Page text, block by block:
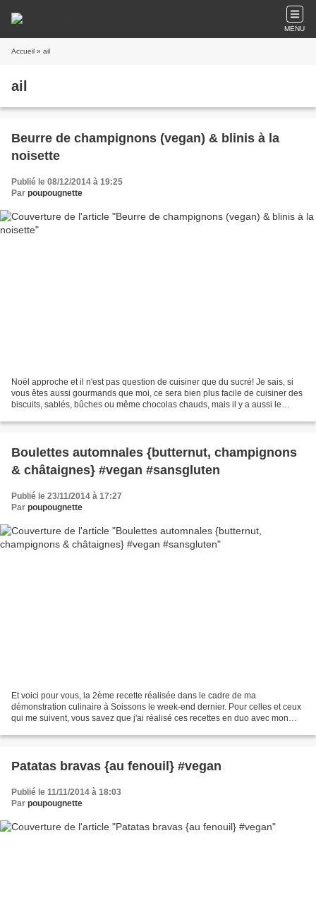
MENU
Accueil » ail
ail
Beurre de champignons (vegan) & blinis à la
noisette
Publié le 08/12/2014 à 19:25
Par poupougnette
Noël approche et il n'est pas question de cuisiner que du sucré! Je sais, si
vous êtes aussi gourmands que moi, ce sera bien plus facile de cuisiner des
biscuits, sablés, bûches ou même chocolas chauds, mais il y a aussi le
Boulettes automnales {butternut, champignons
& châtaignes} #vegan #sansgluten
Publié le 23/11/2014 à 17:27
Par poupougnette
Et voici pour vous, la 2ème recette réalisée dans le cadre de ma
démonstration culinaire à Soissons le week-end dernier. Pour celles et ceux
qui me suivent, vous savez que j'ai réalisé ces recettes en duo avec mon
Patatas bravas {au fenouil} #vegan
Publié le 11/11/2014 à 18:03
Par poupougnette